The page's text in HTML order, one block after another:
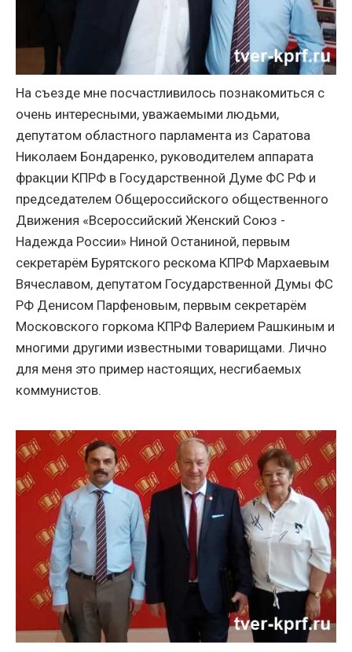
На съезде мне посчастливилось познакомиться с
очень интересными, уважаемыми людьми,
депутатом областного парламента из Саратова
Николаем Бондаренко, руководителем аппарата
фракции КПРФ в Государственной Думе ФС РФ и
председателем Общероссийского общественного
Движения «Всероссийский Женский Союз -
Надежда России» Ниной Останиной, первым
секретарём Бурятского рескома КПРФ Мархаевым
Вячеславом, депутатом Государственной Думы ФС
РФ Денисом Парфеновым, первым секретарём
Московского горкома КПРФ Валерием Рашкиным и
многими другими известными товарищами. Лично
для меня это пример настоящих, несгибаемых
коммунистов.